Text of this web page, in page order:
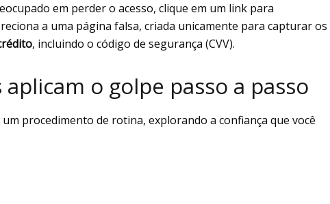
em perder o acesso, clique em um link para
a uma página falsa, criada unicamente para capturar os
, incluindo o código de segurança (CVV).
o golpe passo a passo
procedimento de rotina, explorando a confiança que você